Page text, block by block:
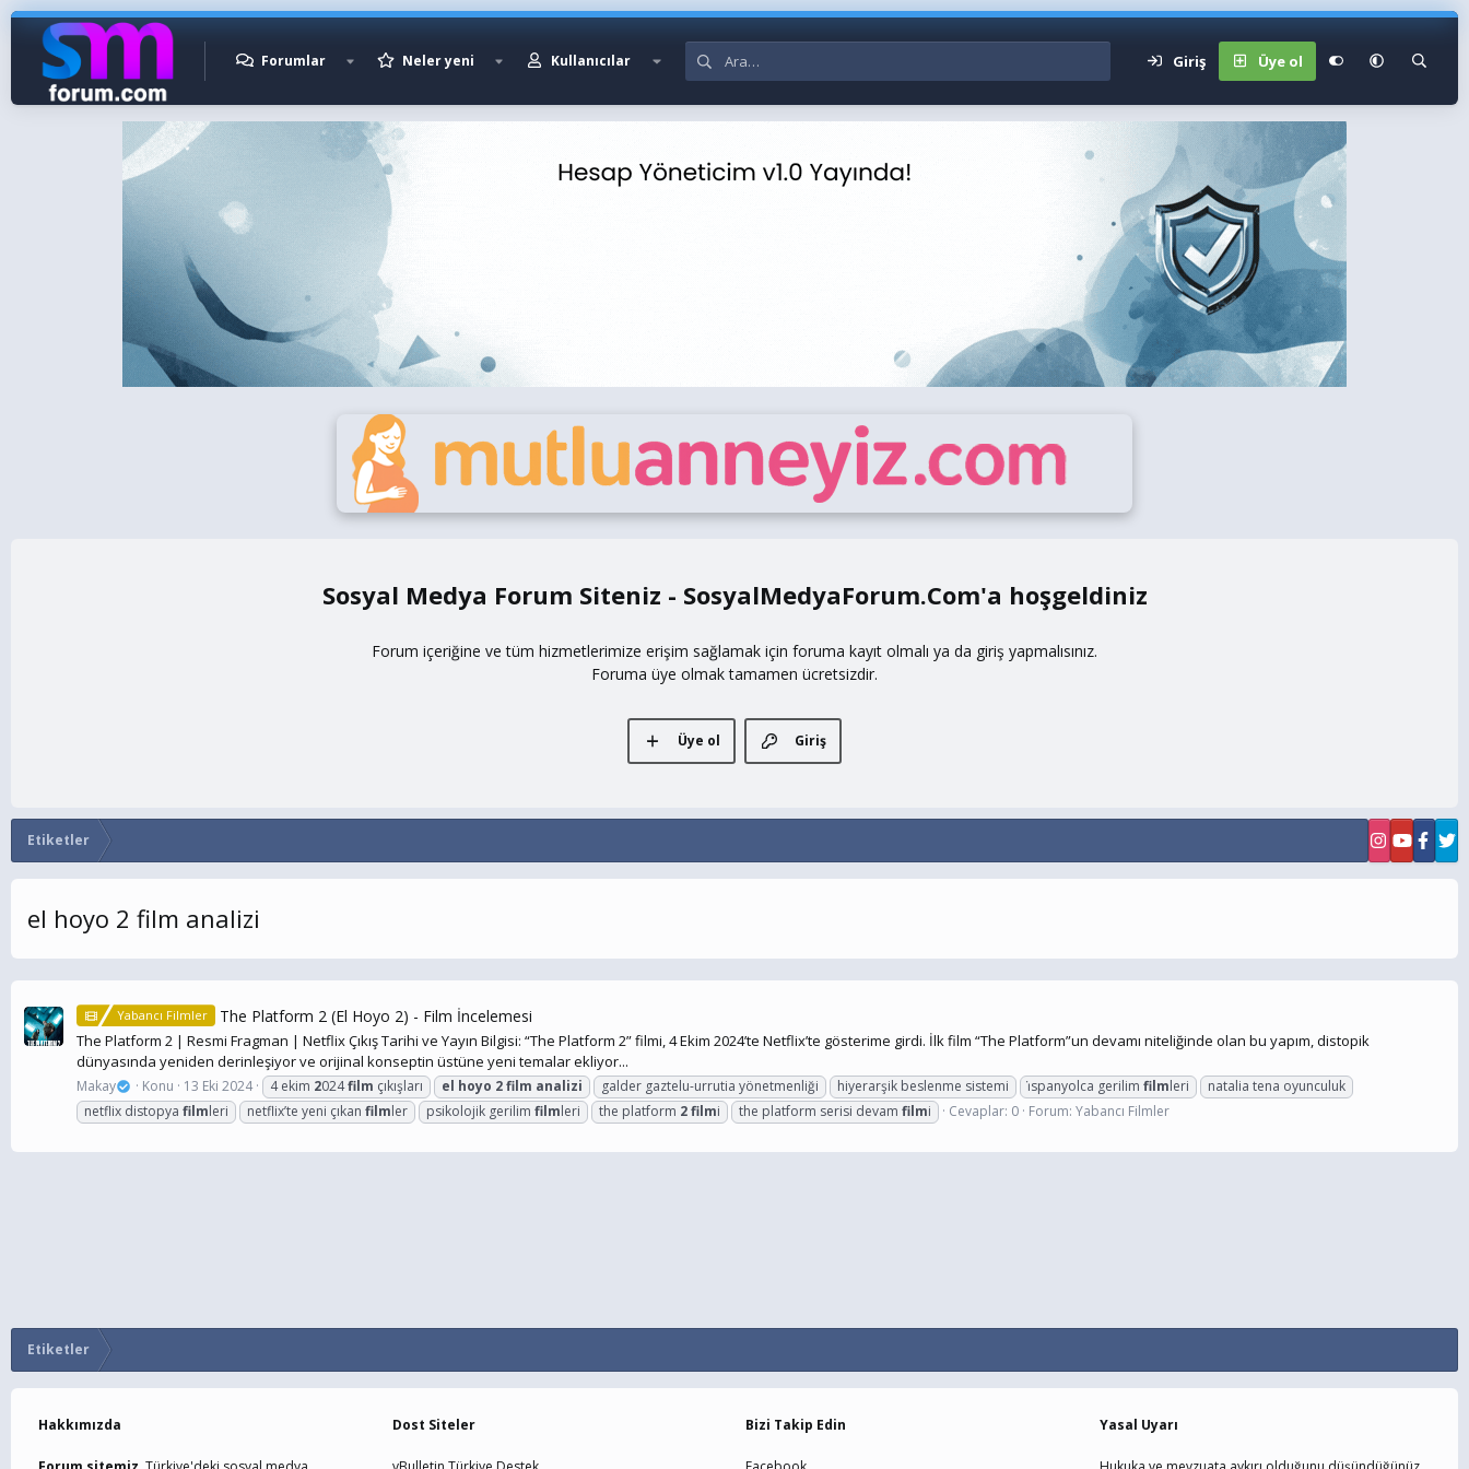
Forumlar Neler yeni Kullanıcılar Giriş Üye ol
Sosyal Medya Forum Siteniz - SosyalMedyaForum.Com
Forum içeriğine ve tüm hizmetlerimize erişim sağlamak için foruma kayıt olmalı ya da giriş yapmalısınız.
Foruma üye olmak tamamen ücretsizdir.
Giriş
Üye ol
Etiketler
el hoyo 2 film analizi
Yabancı Filmler The Platform 2 (El Hoyo 2) - Film İncelemesi
The Platform 2 | Resmi Fragman | Netflix Çıkış Tarihi ve Yayın Bilgisi: “The Platform 2” filmi, 4 Ekim 2024’te Netflix’te gösterime girdi. İlk film “The Platform”un devamı niteliğinde olan bu yapım, distopik
dünyasında yeniden derinleşiyor ve orijinal konseptin üstüne yeni temalar ekliyor...
Makay Konu 13 Eki 2024 4 ekim 2024film çıkışları el hoyo 2 film analizi galder gaztelu-urrutia yönetmenliği hiyerarşik beslenme sistemi i̇spanyolca gerilimfilmleri
natalia tena oyunculuk
netflix distopya filmleri netflix’te yeni çıkan filmler psikolojik gerilim filmleri the platform 2filmi the platform serisi devam filmi Cevaplar: 0 Forum: Yabancı Filmler
Etiketler
Hakkımızda Dost Siteler Bizi Takip Edin Yasal Uyarı